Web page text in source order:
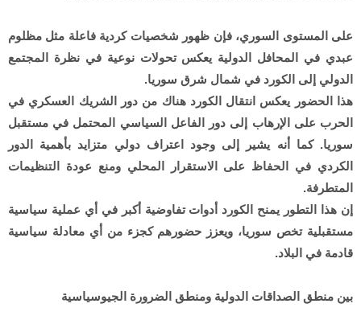
على المستوى السوري، فإن ظهور شخصيات كردية فاعلة مثل مظلوم
عبدي في المحافل الدولية يعكس تحولات نوعية في نظرة المجتمع
الدولي إلى الكورد في شمال شرق سوريا.
هذا الحضور يعكس انتقال الكورد هناك من دور الشريك العسكري في
الحرب على الإرهاب إلى دور الفاعل السياسي المحتمل في مستقبل
سوريا. كما أنه يشير إلى وجود اعتراف دولي متزايد بأهمية الدور
الكردي في الحفاظ على الاستقرار المحلي ومنع عودة التنظيمات
المتطرفة.
إن هذا التطور يمنح الكورد أدوات تفاوضية أكبر في أي عملية سياسية
مستقبلية تخص سوريا، ويعزز حضورهم كجزء من أي معادلة سياسية
قادمة في البلاد.
بين منطق الصداقات الدولية ومنطق الضرورة الجيوسياسية